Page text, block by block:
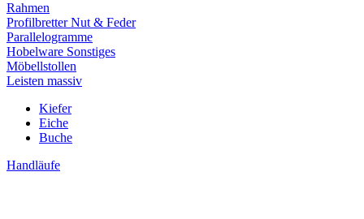
Rahmen
Profilbretter Nut & Feder
Parallelogramme
Hobelware Sonstiges
Möbellstollen
Leisten massiv
Kiefer
Eiche
Buche
Handläufe